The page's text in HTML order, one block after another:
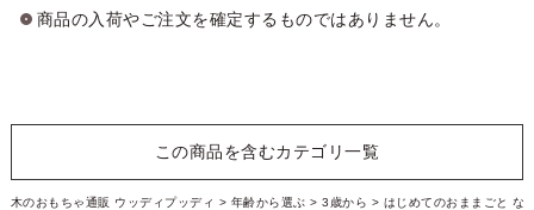
商品の入荷やご注文を確定するものではありません。
この商品を含むカテゴリ一覧
木のおもちゃ通販 ウッディプッディ 年齢から選ぶ 3歳から はじめてのおままごと な